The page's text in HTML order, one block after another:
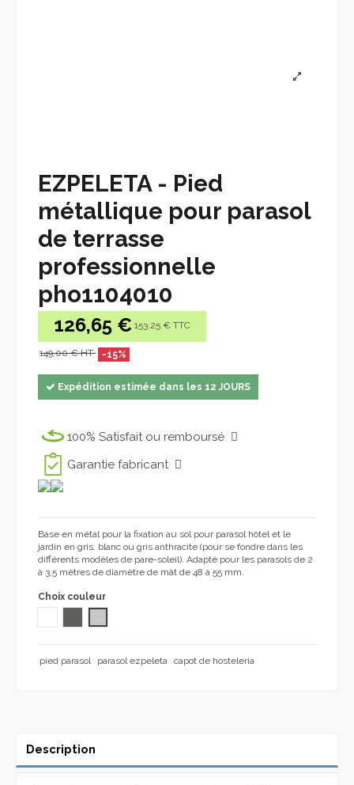
EZPELETA - Pied
métallique pour parasol
de terrasse
professionnelle
pho1104010
126,65 € 153.25 € TTC
149,00 € HT -15%
Expédition estimée dans les 12 JOURS
100% Satisfait ou remboursé
Garantie fabricant
Base en métal pour la fixation au sol pour parasol hôtel et le
jardin en gris, blanc ou gris anthracite (pour se fondre dans les
différents modèles de pare-soleil). Adapté pour les parasols de 2
à 3,5 mètres de diamètre de mât de 48 à 55 mm.
Choix couleur
pied parasol parasol ezpeleta capot de hosteleria
Description